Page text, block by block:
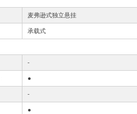
麦弗逊式独立悬挂
承载式
-
●
-
●